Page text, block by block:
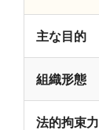
主な目的
組織形態
法的拘束力